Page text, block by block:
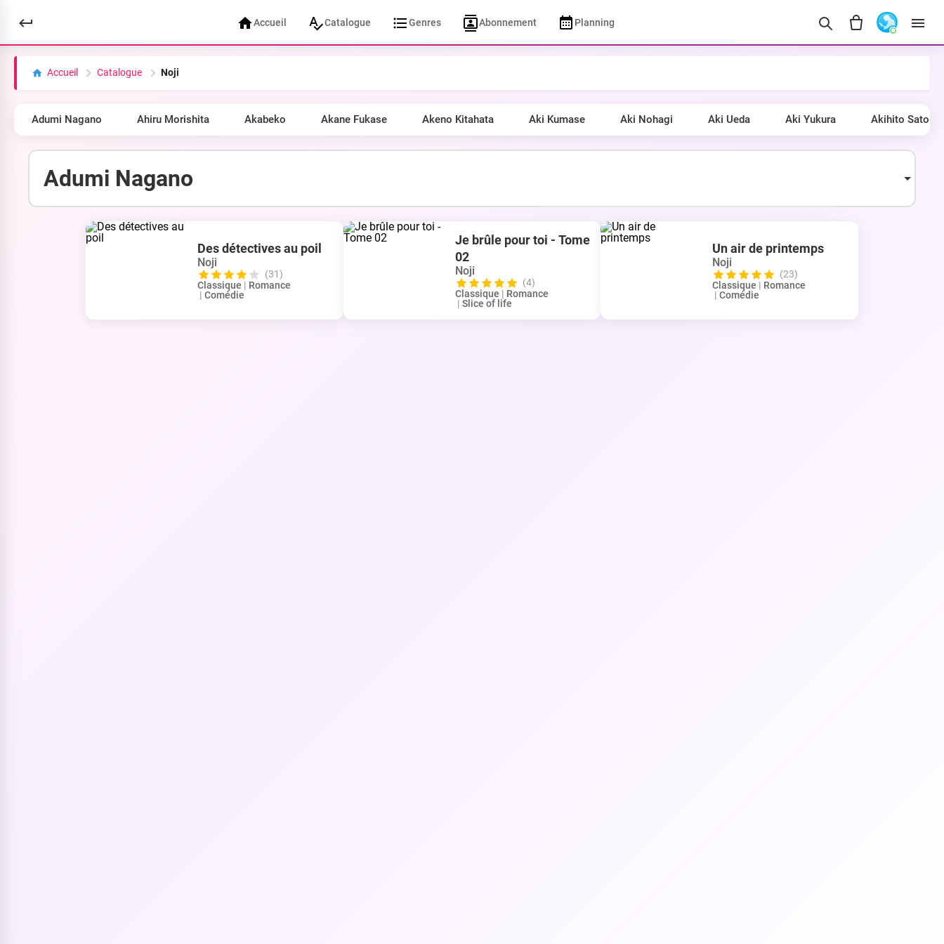
Accueil Catalogue Genres Abonnement Planning
Accueil Catalogue Noji
Adumi Nagano Ahiru Morishita Akabeko Akane Fukase Akeno Kitahata Aki Kumase Aki Nohagi Aki Ueda Aki Yukura Akihito Sato
Des détectives au poil
Noji
(31)
Classique | Romance
| Comédie
Je brûle pour toi - Tome
02
Noji
(4)
Classique | Romance
| Slice of life
Un air de printemps
Noji
(23)
Classique | Romance
| Comédie